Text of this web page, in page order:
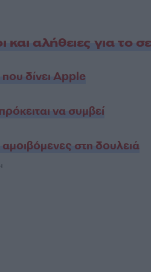
αλήθειες για το
δίνει Apple
να συμβεί
στη δουλειά